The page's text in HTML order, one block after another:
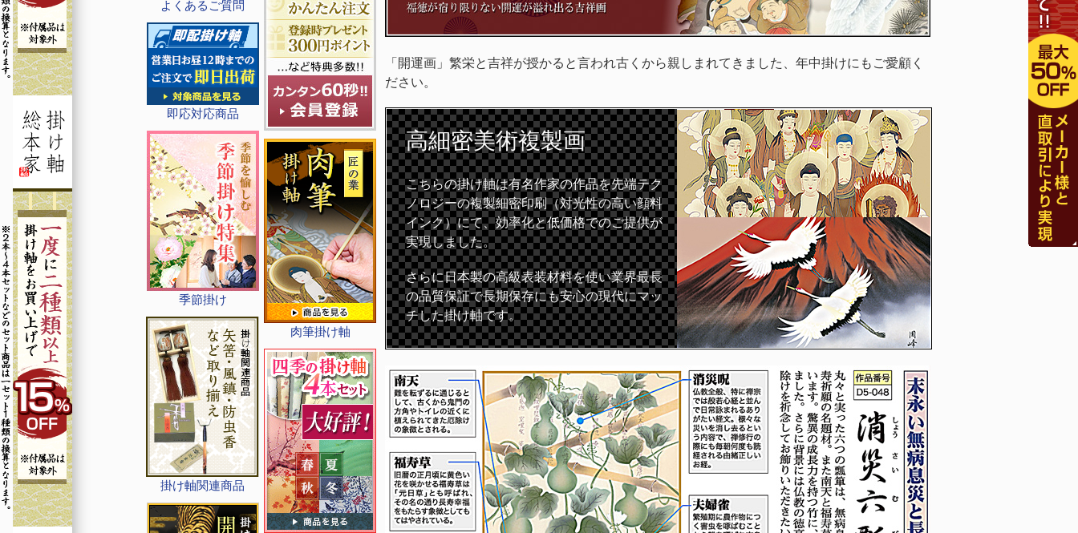
よくあるご質問
即応対応商品
季節掛け
掛け軸関連商品
肉筆掛け軸
「開運画」繁栄と吉祥が授かると言われ古くから親しまれてきました、年中掛けにもご愛顧く
ださい。
高細密美術複製画
こちらの掛け軸は有名作家の作品を先端テク
ノロジーの複製細密印刷（対光性の高い顔料
インク）にて、効率化と低価格でのご提供が
実現しました。
さらに日本製の高級表装材料を使い業界最長
の品質保証で長期保存にも安心の現代にマッ
チした掛け軸です。